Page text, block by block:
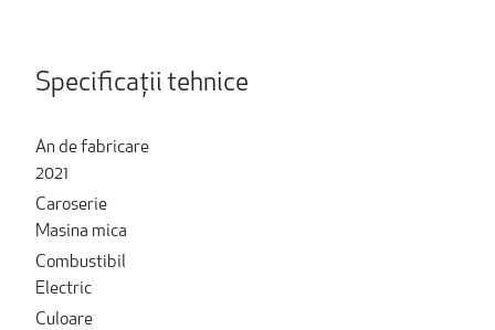
Specificații tehnice
An de fabricare
2021
Caroserie
Masina mica
Combustibil
Electric
Culoare